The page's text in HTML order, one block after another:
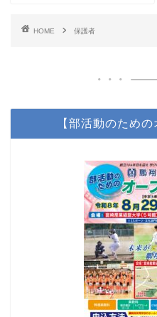
HOME 保護者
【部活動のため